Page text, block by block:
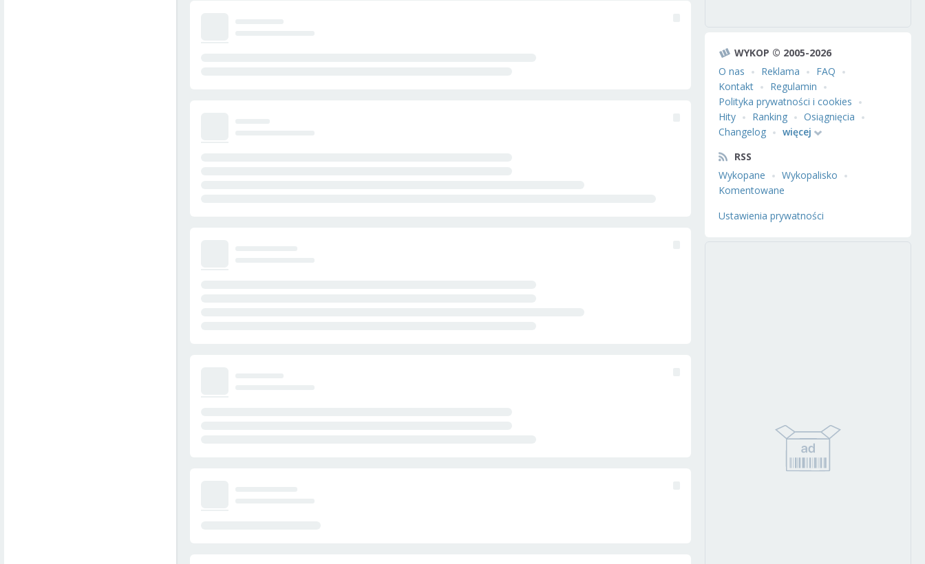
WYKOP © 2005-2026
O nas
Reklama
FAQ
Kontakt
Regulamin
Polityka prywatności i cookies
Hity
Ranking
Osiągnięcia
Changelog
więcej
RSS
Wykopane
Wykopalisko
Komentowane
Ustawienia prywatności